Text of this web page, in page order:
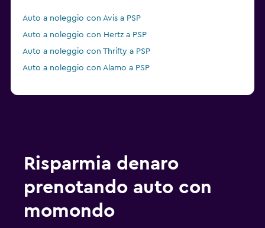
Auto a noleggio con Avis a PSP
Auto a noleggio con Hertz a PSP
Auto a noleggio con Thrifty a PSP
Auto a noleggio con Alamo a PSP
Risparmia denaro
prenotando auto con
momondo